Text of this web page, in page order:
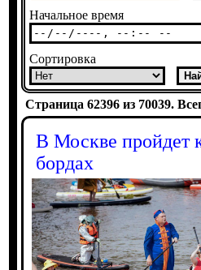
Начальное время
Сортировка
Страница 62396 из 70039.
В Москве пройдет
бордах